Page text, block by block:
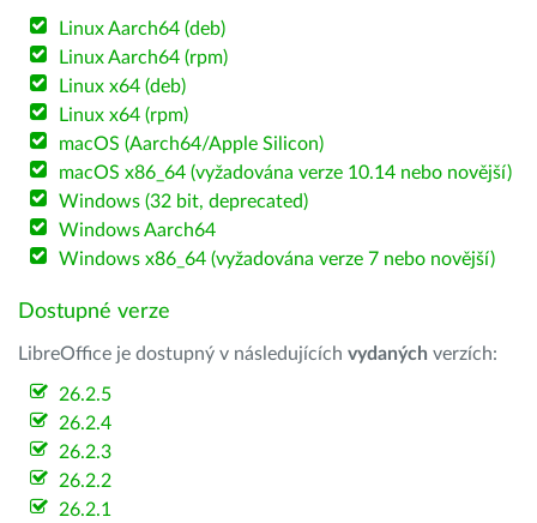
Linux Aarch64 (deb)
Linux Aarch64 (rpm)
Linux x64 (deb)
Linux x64 (rpm)
macOS (Aarch64/Apple Silicon)
macOS x86_64 (vyžadována verze 10.14 nebo novější)
Windows (32 bit, deprecated)
Windows Aarch64
Windows x86_64 (vyžadována verze 7 nebo novější)
Dostupné verze
LibreOffice je dostupný v následujících vydaných verzích:
26.2.5
26.2.4
26.2.3
26.2.2
26.2.1